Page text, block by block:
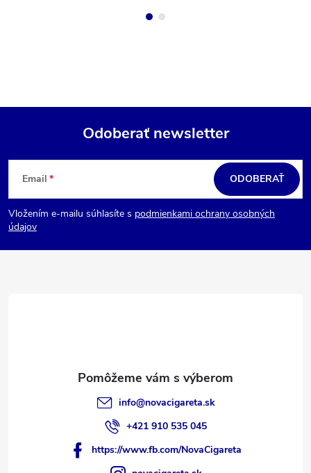
Z
p
t
Odoberať newsletter
Email
Vložením e-mailu súhlasíte s podmienkami ochrany osobných
údajov
ODOBERAŤ
info@novacigareta.sk
+421 910 535 045
https://www.fb.com/NovaCigareta